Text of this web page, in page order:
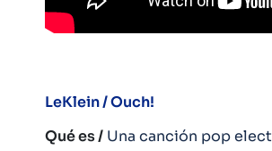
LeKlein / Ouch!
Qué es / Una canción pop